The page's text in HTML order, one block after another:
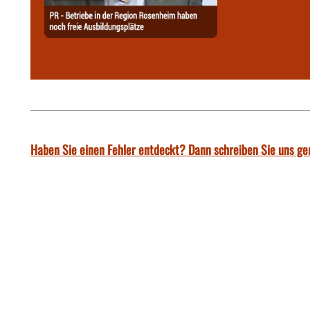
Haben Sie einen Fehler entdeckt? Dann schreiben Sie uns